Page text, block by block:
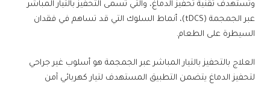
وتستهدف تقنية تحفيز الدماغ، والتي تسمى التحفيز بالتيار المباشر
عبر الجمجمة (tDCS)، أنماط السلوك التي قد تساهم في فقدان
السيطرة على الطعام.
العلاج بالتحفيز بالتيار المباشر عبر الجمجمة هو أسلوب غير جراحي
لتحفيز الدماغ يتضمن التطبيق المستهدف لتيار كهربائي آمن